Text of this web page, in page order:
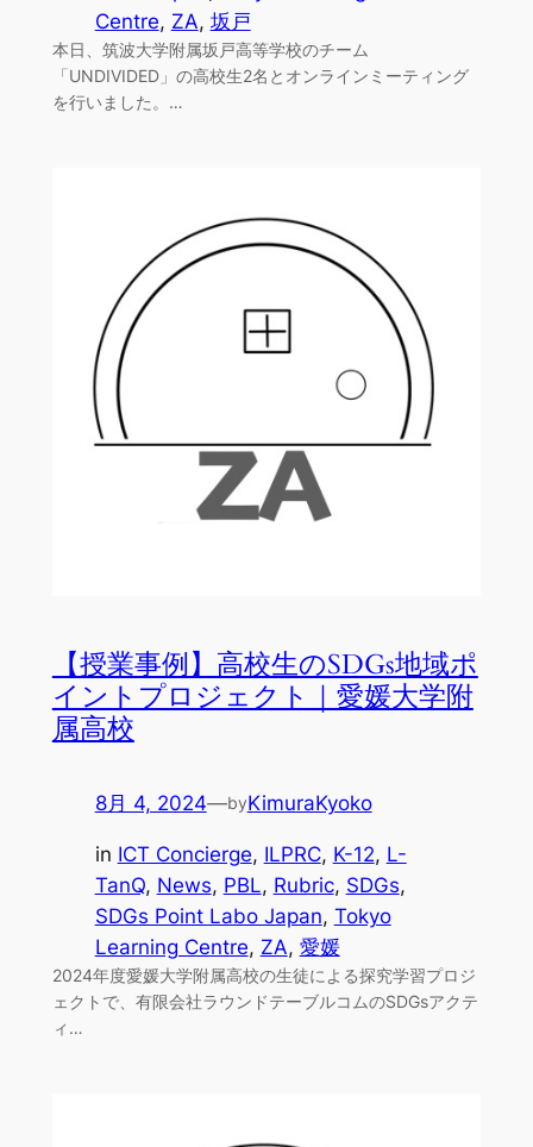
Centre, ZA, 坂戸
本日、筑波大学附属坂戸高等学校のチーム
「UNDIVIDED」の高校生2名とオンラインミーティング
を行いました。…
【授業事例】高校生のSDGs地域ポ
イントプロジェクト｜愛媛大学附
属高校
8月 4, 2024—byKimuraKyoko
in ICT Concierge, ILPRC, K-12, L-
TanQ, News, PBL, Rubric, SDGs
SDGs Point Labo Japan, Tokyo
Learning Centre, ZA, 愛媛
2024年度愛媛大学附属高校の生徒による探究学習プロジ
ェクトで、有限会社ラウンドテーブルコムのSDGsアクテ
ィ…